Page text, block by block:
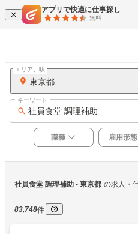
アプリで快適に仕事探し
無料
東京都
エリア、駅
社員食堂 調理補助
キーワード
職種 雇用形態
社員食堂 調理補助 - 東京都 の求人・
83,748件